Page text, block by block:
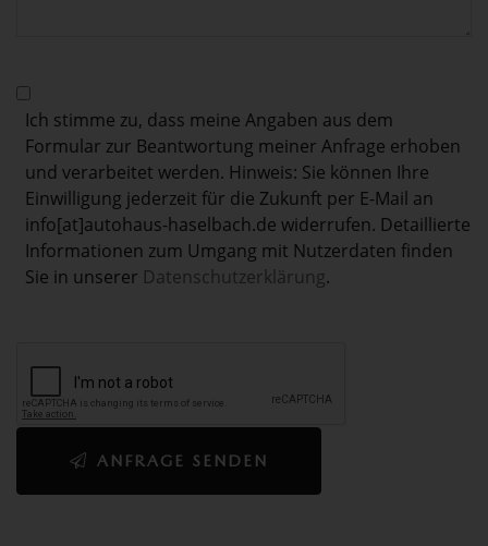
Ich stimme zu, dass meine Angaben aus dem
Formular zur Beantwortung meiner Anfrage erhoben
und verarbeitet werden. Hinweis: Sie können Ihre
Einwilligung jederzeit für die Zukunft per E-Mail an
info[at]autohaus-haselbach.de widerrufen. Detaillierte
Informationen zum Umgang mit Nutzerdaten finden
Sie in unserer Datenschutzerklärung.
ANFRAGE SENDEN